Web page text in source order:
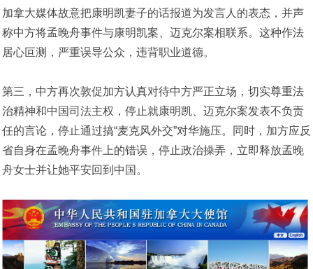
加拿大媒体故意把康明凯妻子的话报道为发言人的表态，并声
称中方将孟晚舟事件与康明凯案、迈克尔案相联系。这种作法
居心叵测，严重误导公众，违背职业道德。
第三，中方再次敦促加方认真对待中方严正立场，切实尊重法
治精神和中国司法主权，停止就康明凯、迈克尔案发表不负责
任的言论，停止通过搞“麦克风外交”对华施压。同时，加方应反
省自身在孟晚舟事件上的错误，停止政治操弄，立即释放孟晚
舟女士并让她平安回到中国。